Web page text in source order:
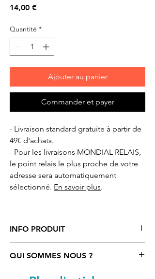
14,00 €Prix
Quantité *
Ajouter au panier
Commander et payer
- Livraison standard gratuite à partir de
49€ d'achats.
- Pour les livraisons MONDIAL RELAIS,
le point relais le plus proche de votre
adresse sera automatiquement
sélectionné. En savoir plus.
INFO PRODUIT
cartoonsirènes Tootoons
QUI SOMMES NOUS ?
Tootoons
est un univers coloré rempli